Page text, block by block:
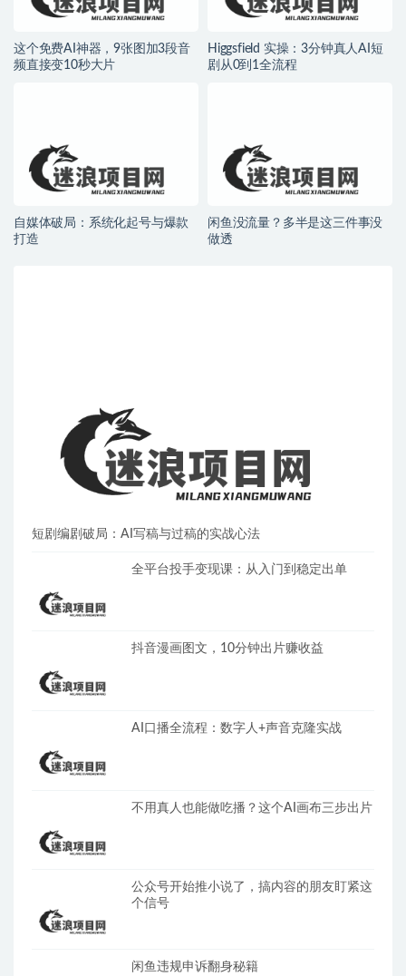
这个免费AI神器，9张图加3段音
频直接变10秒大片
Higgsfield 实操：3分钟真人AI短
剧从0到1全流程
自媒体破局：系统化起号与爆款
打造
闲鱼没流量？多半是这三件事没
做透
短剧编剧破局：AI写稿与过稿的实战心法
全平台投手变现课：从入门到稳定出单
抖音漫画图文，10分钟出片赚收益
AI口播全流程：数字人+声音克隆实战
不用真人也能做吃播？这个AI画布三步出片
公众号开始推小说了，搞内容的朋友盯紧这
个信号
闲鱼违规申诉翻身秘籍